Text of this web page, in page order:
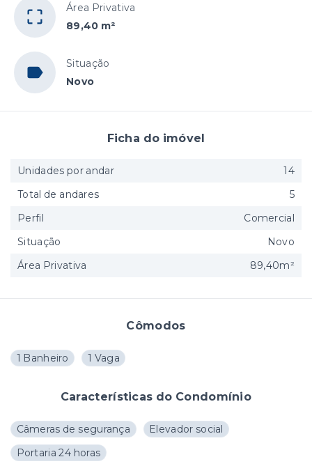
Área Privativa
89,40 m²
Situação
Novo
Cômodos
1 Banheiro 1 Vaga
Características do Condomínio
Câmeras de segurança
Elevador social
Portaria 24 horas
Ficha do imóvel
Unidades por andar
14
Total de andares
5
Perfil
Comercial
Situação
Novo
Área Privativa
89,40m²